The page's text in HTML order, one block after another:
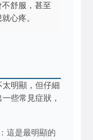
舒服，甚至
心疼。
明顯，但仔細
些常見症狀，
這是最明顯的